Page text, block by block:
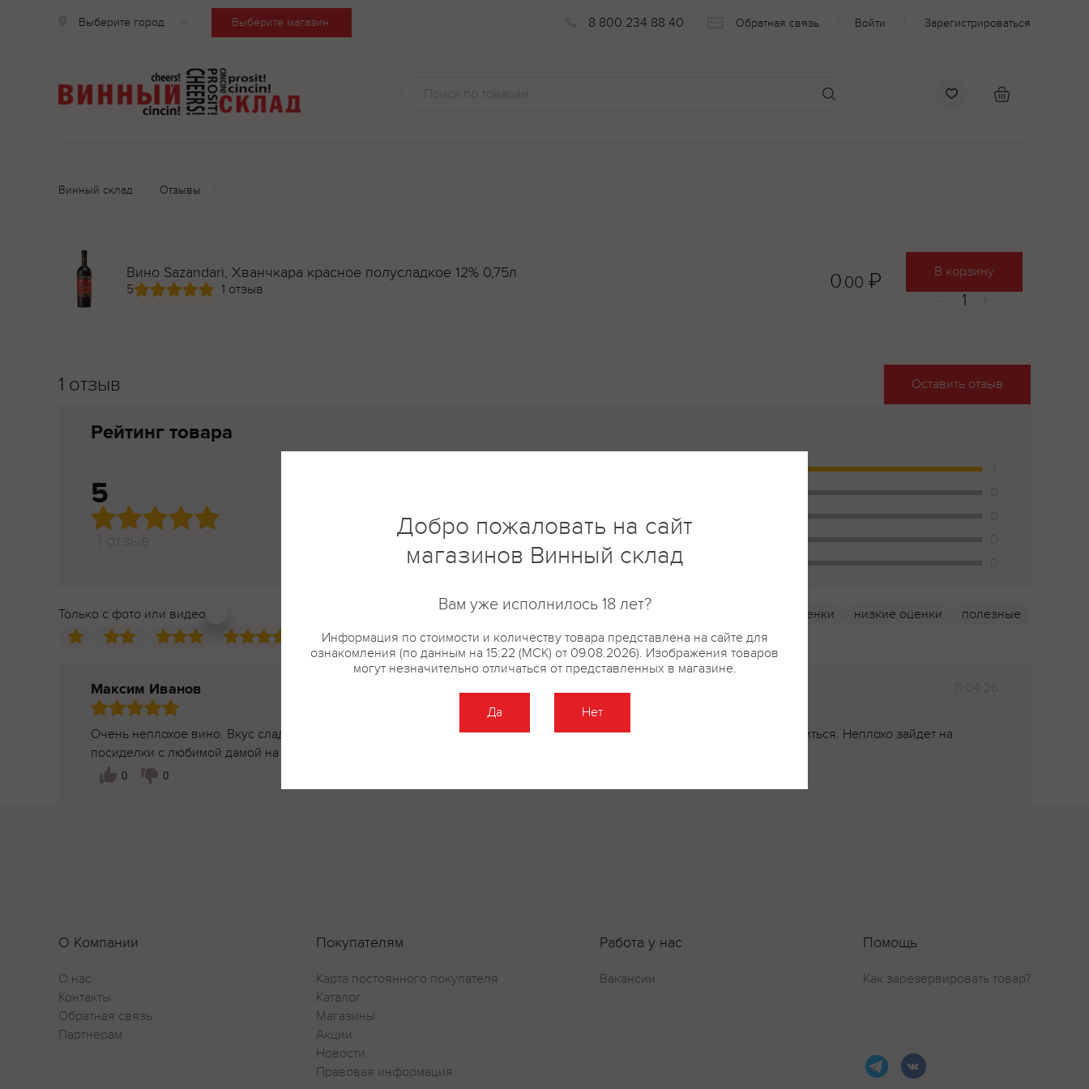
Выберите город Выберите магазин 8 800 234 88 40 Обратная связь Войти Зарегистрироваться
Винный склад Отзывы
Вино Sazandari, Хванчкара красное полусладкое 12% 0,75л
5 1 отзыв 0.00 ₽ В корзину
1 отзыв Оставить отзыв
Рейтинг товара
5
1
Только с фото или видео высокие оценки низкие оценки полезные
Максим Иванов
Очень неплохое вино. Вкус сладкий с небольшой кислинкой, спирта не чувствуется. Кто любит красное должно понравиться. Неплохо зайдет на
посиделки с любимой дамой на кухне, за промыванием костей своих знакомых;)
0 0
О Компании
О нас
Контакты
Обратная связь
Партнерам
Покупателям
Карта постоянного покупателя
Каталог
Магазины
Акции
Новости
Правовая информация
Работа у нас
Вакансии
Помощь
Как зарезервировать товар?
Добро пожаловать на сайт
магазинов Винный склад
Вам уже исполнилось 18 лет?
Информация по стоимости и количеству товара представлена на сайте для
ознакомления (по данным на 15:22 (МСК) от 09.08.2026). Изображения товаров
могут незначительно отличаться от представленных в магазине.
Да Нет